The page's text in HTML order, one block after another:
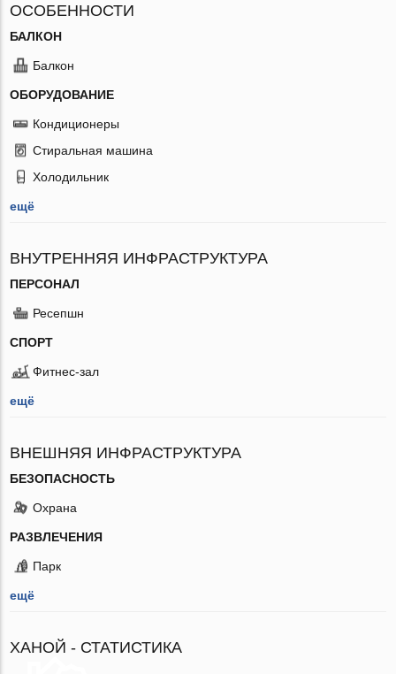
ОСОБЕННОСТИ
БАЛКОН
Балкон
ОБОРУДОВАНИЕ
Кондиционеры
Стиральная машина
Холодильник
ещё
ВНУТРЕННЯЯ ИНФРАСТРУКТУРА
ПЕРСОНАЛ
Ресепшн
СПОРТ
Фитнес-зал
ещё
ВНЕШНЯЯ ИНФРАСТРУКТУРА
БЕЗОПАСНОСТЬ
Охрана
РАЗВЛЕЧЕНИЯ
Парк
ещё
ХАНОЙ - СТАТИСТИКА